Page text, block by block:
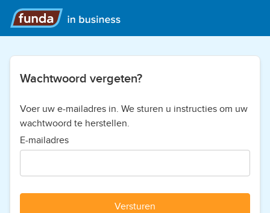
Wachtwoord vergeten?
Voer uw e-mailadres in. We sturen u instructies om uw
wachtwoord te herstellen.
E-mailadres
Versturen